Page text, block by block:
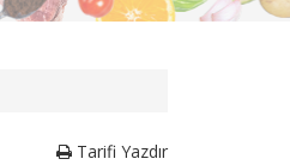
Tarifi Yazdır